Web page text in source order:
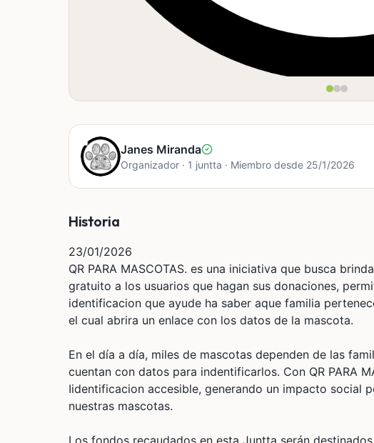
Janes Miranda
Organizador · 1 juntta · Miembro desde 25/1/2026
Historia
23/01/2026
QR PARA MASCOTAS. es una iniciativa que busca
gratuito a los usuarios que hagan sus donaciones,
identificacion que ayude ha saber aque familia
el cual abrira un enlace con los datos de la mascota.
En el día a día, miles de mascotas dependen de las
cuentan con datos para indentificarlos. Con QR PARA
Iidentificacion accesible, generando un impacto social
nuestras mascotas.
Los fondos recaudados en esta Juntta serán